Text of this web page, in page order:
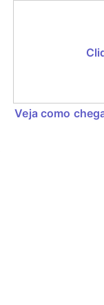
Veja como